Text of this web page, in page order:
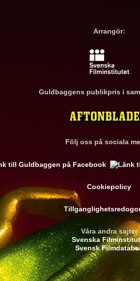
Arrangör:
Guldbaggens publikpris i
Följ oss på sociala
Cookiepolicy
Våra andra sajter
Svenska
Svensk